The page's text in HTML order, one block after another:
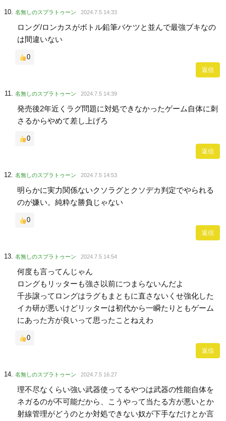
名無しのスプラトゥーン 2024.7.5 14:33
ロング/ロンカスがボトル鉛筆バケツと並んで最強ブキなの
は間違いない
0
返信
名無しのスプラトゥーン 2024.7.5 14:39
発売後2年近くラグ問題に対処できなかったゲーム自体に刺
さるからやめて差し上げろ
0
返信
名無しのスプラトゥーン 2024.7.5 14:53
明らかに実力関係ないクソラグとクソデカ判定でやられる
のが嫌い。純粋な勝負じゃない
0
返信
名無しのスプラトゥーン 2024.7.5 14:54
何度も言ってんじゃん
ロングもリッターも強さ以前につまらないんだよ
千歩譲ってロングはラグもまともに直さないくせ強化した
イカ研が悪いけどリッターは初代から一瞬たりともゲーム
にあった方が良いって思ったことねえわ
0
返信
名無しのスプラトゥーン 2024.7.5 16:27
理不尽なくらい強い武器使ってるやつは武器の性能自体を
ネガるのが不可能だから、こうやって当たる方が悪いとか
射線管理がどうのとか対処できない奴が下手なだけとか言